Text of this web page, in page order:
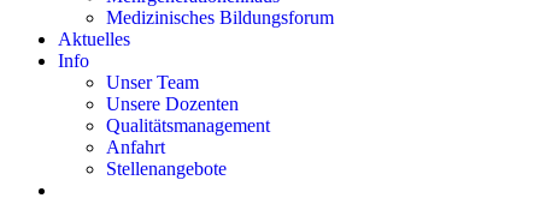
Medizinisches Bildungsforum
Aktuelles
Info
Unser Team
Unsere Dozenten
Qualitätsmanagement
Anfahrt
Stellenangebote